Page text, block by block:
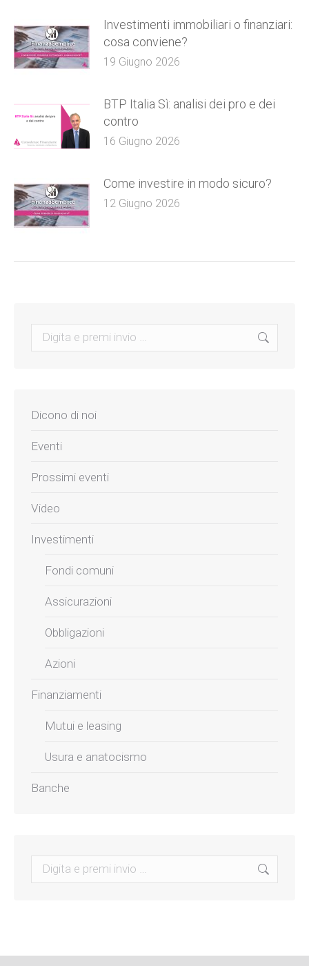
Investimenti immobiliari o finanziari:
cosa conviene?
19 Giugno 2026
BTP Italia Sì: analisi dei pro e dei
contro
16 Giugno 2026
Come investire in modo sicuro?
12 Giugno 2026
Search:
Dicono di noi
Eventi
Prossimi eventi
Video
Investimenti
Fondi comuni
Assicurazioni
Obbligazioni
Azioni
Finanziamenti
Mutui e leasing
Usura e anatocismo
Banche
Search: